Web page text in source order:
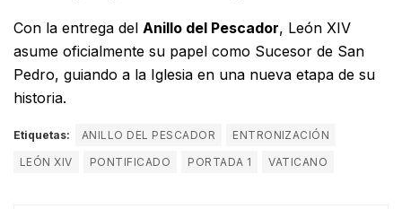
Con la entrega del Anillo del Pescador, León XIV
asume oficialmente su papel como Sucesor de San
Pedro, guiando a la Iglesia en una nueva etapa de su
historia.
Etiquetas: ANILLO DEL PESCADOR
ENTRONIZACIÓN
LEÓN XIV
PONTIFICADO PORTADA 1 VATICANO